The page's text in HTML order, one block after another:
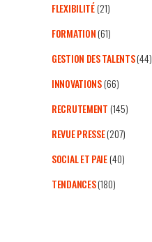
FLEXIBILITÉ(21)
FORMATION(61)
GESTION DES TALENTS(44)
INNOVATIONS(66)
RECRUTEMENT(145)
REVUE PRESSE(207)
SOCIAL ET PAIE(40)
TENDANCES(180)